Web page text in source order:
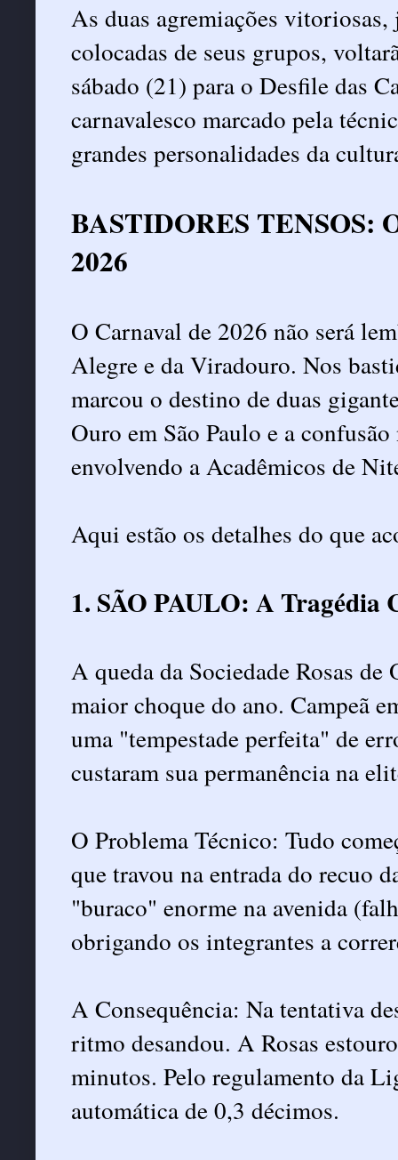
As duas agremiações
colocadas de seus grupos,
sábado (21) para o Desfile das
carnavalesco marcado pela
grandes personalidades da
BASTIDORES TENSOS:
2026
O Carnaval de 2026 não será
Alegre e da Viradouro. Nos
marcou o destino de duas
Ouro em São Paulo e a
envolvendo a Acadêmicos de
Aqui estão os detalhes do que
1. SÃO PAULO: A Tragédia
A queda da Sociedade Rosas
maior choque do ano. Campeã
uma "tempestade perfeita" de
custaram sua permanência na
O Problema Técnico: Tudo
que travou na entrada do recuo
"buraco" enorme na avenida
obrigando os integrantes a
A Consequência: Na tentativa
ritmo desandou. A Rosas
minutos. Pelo regulamento da
automática de 0,3 décimos.